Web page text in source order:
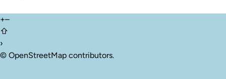
+–
⇧
›
© OpenStreetMap contributors.